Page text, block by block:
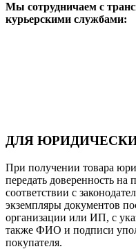
Мы сотрудничаем с
курьерскими службами:
ДЛЯ
При получении товара
передать доверенность на
соответствии с
экземпляры документов
организации или ИП, с
также ФИО и подписи
покупателя.